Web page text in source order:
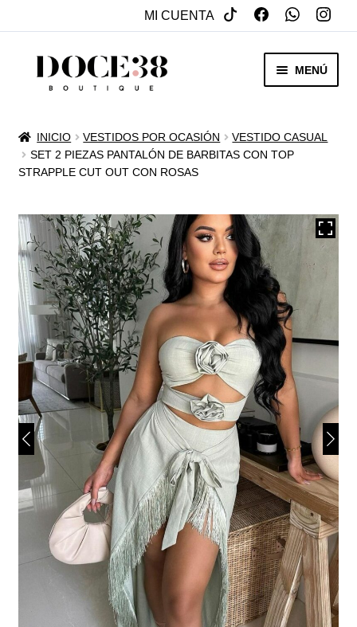
MI CUENTA
SALTAR
MENÚ
VENTA
VESTIDOS DE NOVIA
OTROS
MENÚ
ACCESORIOS
INICIO VESTIDOS POR OCASIÓN
VESTIDO CASUAL
SET 2 PIEZAS PANTALÓN DE BARBITAS CON TOP
STRAPPLE CUT OUT CON ROSAS